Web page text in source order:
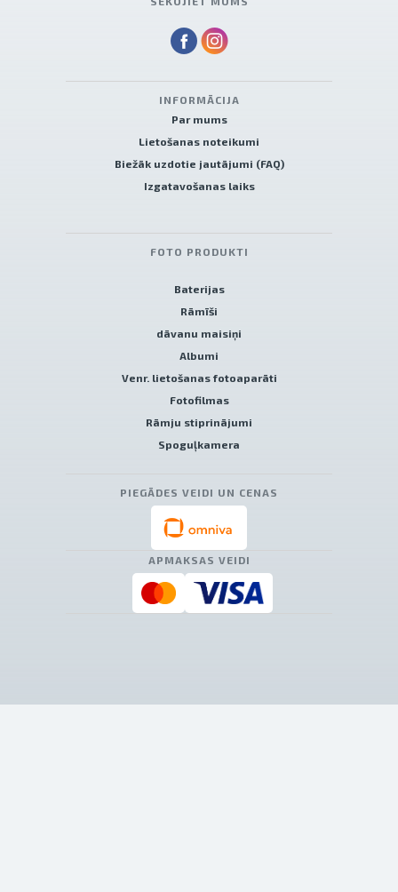
INFORMĀCIJA
Par mums
Lietošanas noteikumi
Biežāk uzdotie jautājumi (FAQ)
Izgatavošanas laiks
FOTO PRODUKTI
Baterijas
Rāmīši
dāvanu maisiņi
Albumi
Venr. lietošanas fotoaparāti
Fotofilmas
Rāmju stiprinājumi
Spoguļkamera
PIEGĀDES VEIDI UN CENAS
APMAKSAS VEIDI